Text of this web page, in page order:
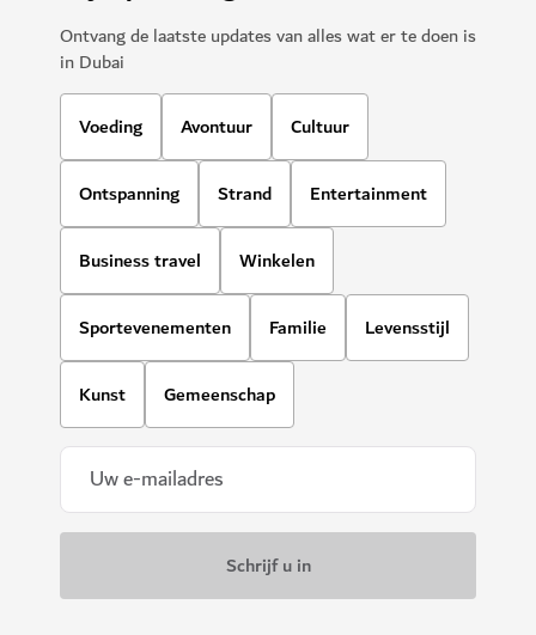
Ontvang de laatste updates van alles wat er te doen is
in Dubai
Voeding Avontuur Cultuur
Ontspanning Strand Entertainment
Business travel Winkelen
Sportevenementen Familie Levensstijl
Kunst Gemeenschap